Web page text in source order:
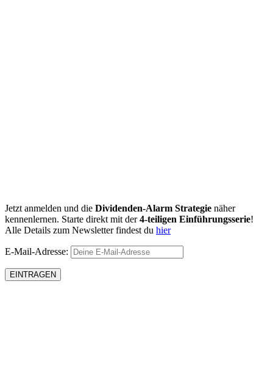
Jetzt anmelden und die Dividenden-Alarm Strategie näher
kennenlernen. Starte direkt mit der4-teiligen Einführungsserie!
Alle Details zum Newsletter findest du hier
E-Mail-Adresse: